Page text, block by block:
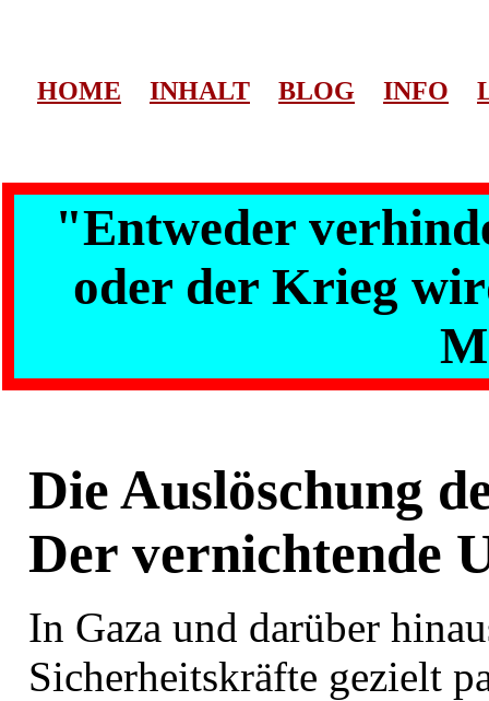
HOME INHALT BLOG INFO
"Entweder
oder der Krieg
Die Auslöschung
Der vernichtende
In Gaza und darüber
Sicherheitskräfte gezielt